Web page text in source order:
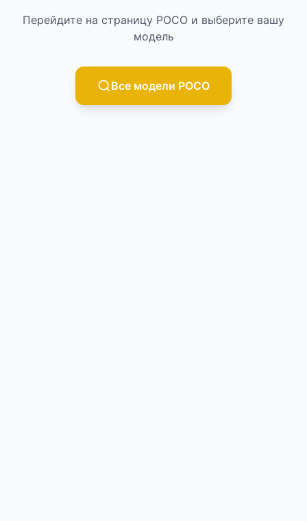
Перейдите на страницу POCO и выберите вашу
модель
Все модели POCO